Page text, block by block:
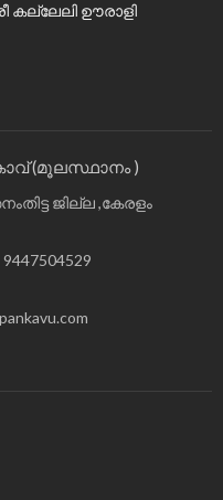
കല്ലേലി ഊരാളി
(മൂലസ്ഥാനം )
ജില്ല ,കേരളം